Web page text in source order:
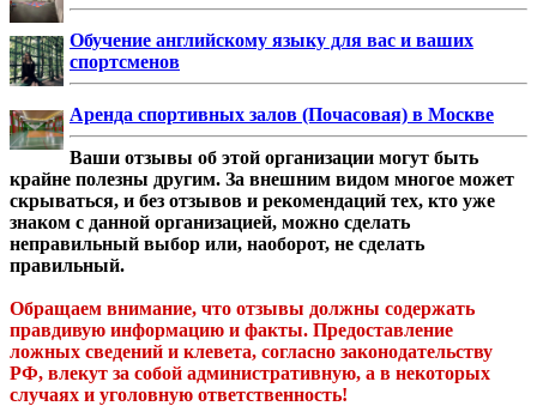
Обучение английскому языку для вас и ваших
спортсменов
Аренда спортивных залов (Почасовая) в Москве
Ваши отзывы об этой организации могут быть
крайне полезны другим. За внешним видом многое может
скрываться, и без отзывов и рекомендаций тех, кто уже
знаком с данной организацией, можно сделать
неправильный выбор или, наоборот, не сделать
правильный.
Обращаем внимание, что отзывы должны содержать
правдивую информацию и факты. Предоставление
ложных сведений и клевета, согласно законодательству
РФ, влекут за собой административную, а в некоторых
случаях и уголовную ответственность!